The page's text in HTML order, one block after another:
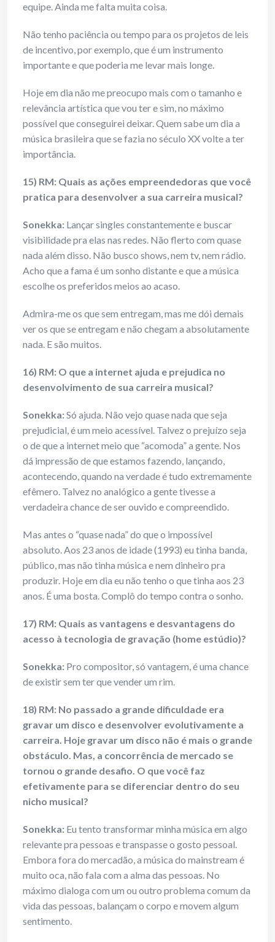
equipe. Ainda me falta muita coisa.
Não tenho paciência ou tempo para os projetos de leis
de incentivo, por exemplo, que é um instrumento
importante e que poderia me levar mais longe.
Hoje em dia não me preocupo mais com o tamanho e
relevância artística que vou ter e sim, no máximo
possível que conseguirei deixar. Quem sabe um dia a
música brasileira que se fazia no século XX volte a ter
importância.
15) RM: Quais as ações empreendedoras que você
pratica para desenvolver a sua carreira musical?
Sonekka: Lançar singles constantemente e buscar
visibilidade pra elas nas redes. Não flerto com quase
nada além disso. Não busco shows, nem tv, nem rádio.
Acho que a fama é um sonho distante e que a música
escolhe os preferidos meios ao acaso.
Admira-me os que sem entregam, mas me dói demais
ver os que se entregam e não chegam a absolutamente
nada. E são muitos.
16) RM: O que a internet ajuda e prejudica no
desenvolvimento de sua carreira musical?
Sonekka:Só ajuda. Não vejo quase nada que seja
prejudicial, é um meio acessível. Talvez o prejuízo seja
o de que a internet meio que “acomoda” a gente. Nos
dá impressão de que estamos fazendo, lançando,
acontecendo, quando na verdade é tudo extremamente
efêmero. Talvez no analógico a gente tivesse a
verdadeira chance de ser ouvido e compreendido.
Mas antes o “quase nada” do que o impossível
absoluto. Aos 23 anos de idade (1993) eu tinha banda,
público, mas não tinha música e nem dinheiro pra
produzir. Hoje em dia eu não tenho o que tinha aos 23
anos. É uma bosta. Complô do tempo contra o sonho.
17) RM: Quais as vantagens e desvantagens do
acesso à tecnologia de gravação (home estúdio)?
Sonekka: Pro compositor, só vantagem, é uma chance
de existir sem ter que vender um rim.
18) RM: No passado a grande dificuldade era
gravar um disco e desenvolver evolutivamente a
carreira. Hoje gravar um disco não é mais o grande
obstáculo. Mas, a concorrência de mercado se
tornou o grande desafio. O que você faz
efetivamente para se diferenciar dentro do seu
nicho musical?
Sonekka: Eu tento transformar minha música em algo
relevante pra pessoas e transpasse o gosto pessoal.
Embora fora do mercadão, a música do mainstream é
muito oca, não fala com a alma das pessoas. No
máximo dialoga com um ou outro problema comum da
vida das pessoas, balançam o corpo e movem algum
sentimento.